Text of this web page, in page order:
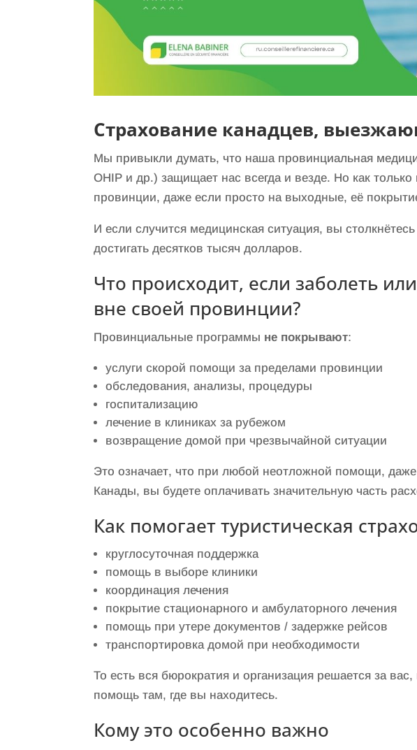
Страхование канадцев,
Мы привыкли думать, что наша провинциальная
OHIP и др.) защищает нас всегда и везде. Но как
провинции, даже если просто на выходные, её
И если случится медицинская ситуация, вы
достигать десятков тысяч долларов.
Что происходит, если заболеть
вне своей провинции?
Провинциальные программы не покрывают:
услуги скорой помощи за пределами провинции
обследования, анализы, процедуры
госпитализацию
лечение в клиниках за рубежом
возвращение домой при чрезвычайной ситуации
Это означает, что при любой неотложной помощи,
Канады, вы будете оплачивать значительную часть
Как помогает туристическая
круглосуточная поддержка
помощь в выборе клиники
координация лечения
покрытие стационарного и амбулаторного лечения
помощь при утере документов / задержке рейсов
транспортировка домой при необходимости
То есть вся бюрократия и организация решается за
помощь там, где вы находитесь.
Кому это особенно важно